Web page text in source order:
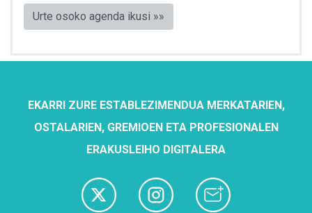
Urte osoko agenda ikusi »»
EKARRI ZURE ESTABLEZIMENDUA MERKATARIEN,
OSTALARIEN, GREMIOEN ETA PROFESIONALEN
ERAKUSLEIHO DIGITALERA